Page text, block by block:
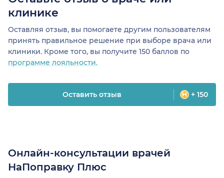
клинике
Оставляя отзыв, вы помогаете другим пользователям
принять правильное решение при выборе врача или
клиники. Кроме того, вы получите 150 баллов по
программе лояльности.
Оставить отзыв + 150
Онлайн-консультации врачей
НаПоправку Плюс